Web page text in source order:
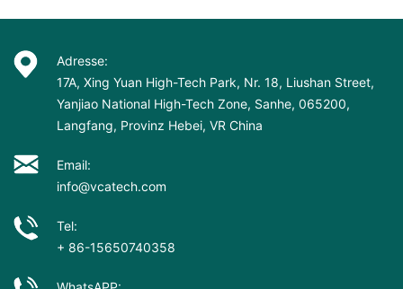
Adresse:
17A, Xing Yuan High-Tech Park, Nr. 18, Liushan Street,
Yanjiao National High-Tech Zone, Sanhe, 065200,
Langfang, Provinz Hebei, VR China
Email:
info@vcatech.com
Tel:
+ 86-15650740358